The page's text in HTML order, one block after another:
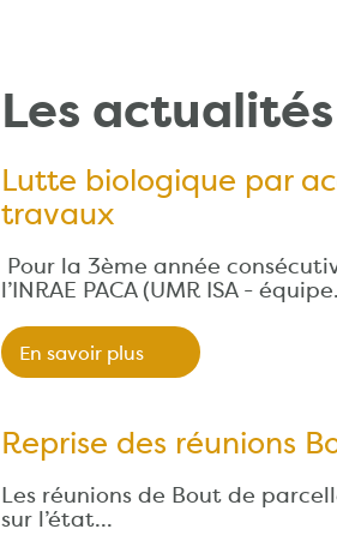
Les actualités
Lutte biologique par
travaux
Pour la 3ème année
l’INRAE PACA (UMR ISA -
En savoir plus
Reprise des réunions
Les réunions de Bout de
sur l’état…